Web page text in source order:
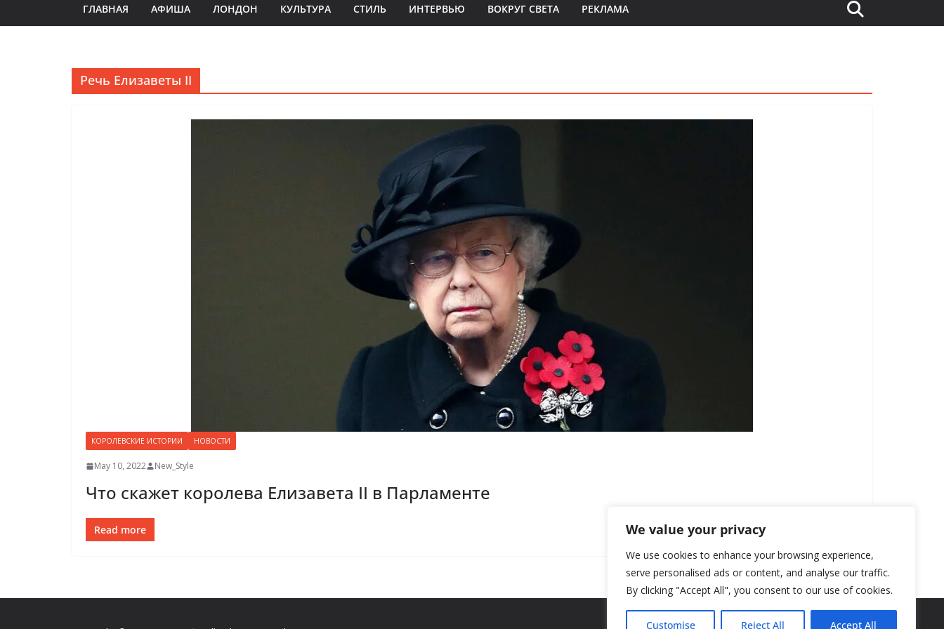
We value your privacy
We use cookies to enhance your browsing experience,
serve personalised ads or content, and analyse our traffic.
By clicking "Accept All", you consent to our use of cookies.
Customise Reject All Accept All
ГЛАВНАЯ АФИША ЛОНДОН КУЛЬТУРА СТИЛЬ ИНТЕРВЬЮ ВОКРУГ СВЕТА РЕКЛАМА
Речь Елизаветы II
КОРОЛЕВСКИЕ ИСТОРИИ НОВОСТИ
May 10, 2022 New_Style
Что скажет королева Елизавета II в Парламенте
Read more